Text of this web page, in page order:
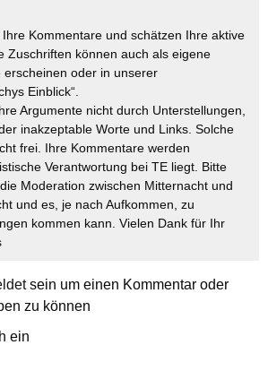
Kommentare und schätzen Ihre aktive
Zuschriften können auch als eigene
erscheinen oder in unserer
Einblick“.
Argumente nicht durch Unterstellungen,
inakzeptable Worte und Links. Solche
frei. Ihre Kommentare werden
Verantwortung bei TE liegt. Bitte
Moderation zwischen Mitternacht und
und es, je nach Aufkommen, zu
kommen kann. Vielen Dank für Ihr
sein um einen Kommentar oder
zu können
ein